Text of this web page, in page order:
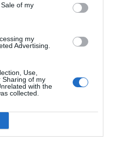
of my
my
Advertising.
Use,
Sharing of my
with the
collected.
SANCHISTA
sanchista. Bolaños
hasta seis veces
se desarrollaba la
sobre la aerolínea